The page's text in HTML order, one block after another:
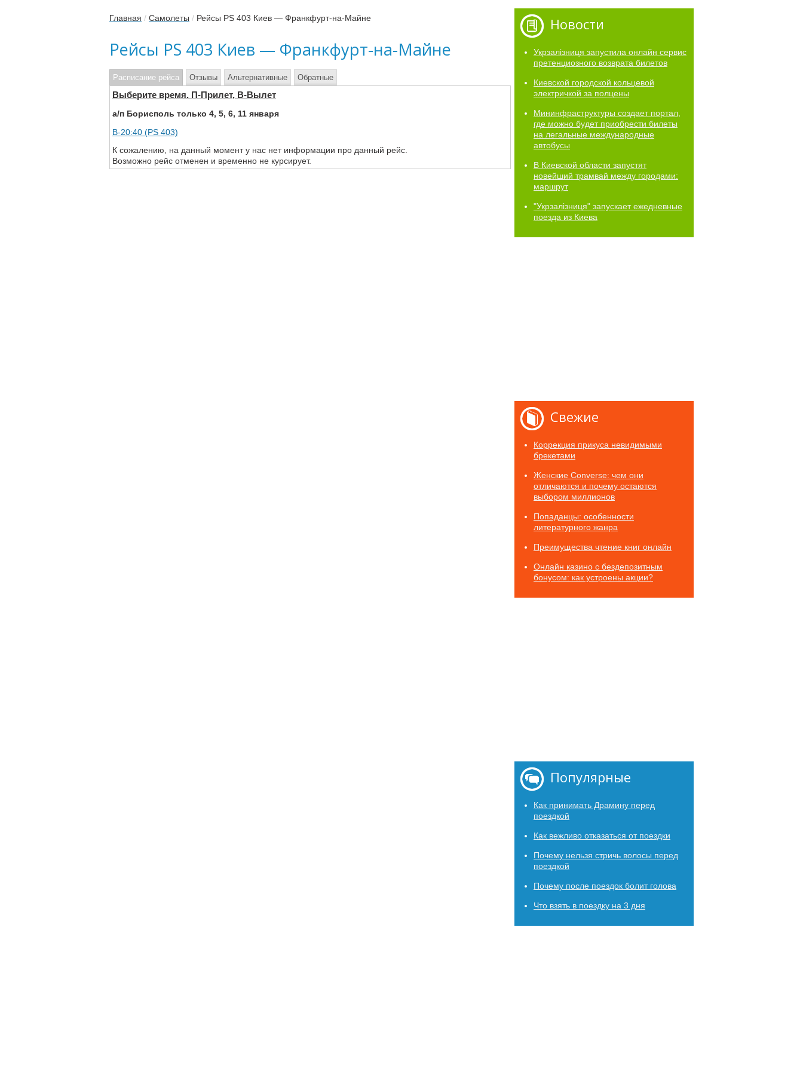
Главная / Самолеты / Рейсы PS 403 Киев — Франкфурт-на-Майне
Рейсы PS 403 Киев — Франкфурт-на-Майне
Расписание рейса
Выберите время. П-Прилет, В-Вылет
а/п Борисполь только 4, 5, 6, 11 января
В-20:40 (PS 403)
К сожалению, на данный момент у нас нет информации про данный рейс.
Возможно рейс отменен и временно не курсирует.
Отзывы Альтернативные Обратные
Новости
Укрзалізниця запустила онлайн сервис
претенциозного возврата билетов
Киевской городской кольцевой
электричкой за полцены
Мининфраструктуры создает портал,
где можно будет приобрести билеты
на легальные международные
автобусы
В Киевской области запустят
новейший трамвай между городами:
маршрут
"Укрзалізниця" запускает ежедневные
поезда из Киева
Свежие
Коррекция прикуса невидимыми
брекетами
Женские Converse: чем они
отличаются и почему остаются
выбором миллионов
Попаданцы: особенности
литературного жанра
Преимущества чтение книг онлайн
Онлайн казино с бездепозитным
бонусом: как устроены акции?
Популярные
Как принимать Драмину перед
поездкой
Как вежливо отказаться от поездки
Почему нельзя стричь волосы перед
поездкой
Почему после поездок болит голова
Что взять в поездку на 3 дня